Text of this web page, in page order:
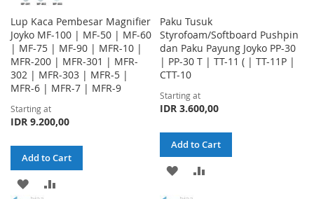
Lup Kaca Pembesar Magnifier
Joyko MF-100 | MF-50 | MF-60
| MF-75 | MF-90 | MFR-10 |
MFR-200 | MFR-301 | MFR-
302 | MFR-303 | MFR-5 |
MFR-6 | MFR-7 | MFR-9
Starting at
IDR 9.200,00
Add to Cart
ADD
Paku Tusuk
Styrofoam/Softboard Pushpin
dan Paku Payung Joyko PP-30
| PP-30 T | TT-11 ( | TT-11P |
CTT-10
Starting at
IDR 3.600,00
Add to Cart
ADD